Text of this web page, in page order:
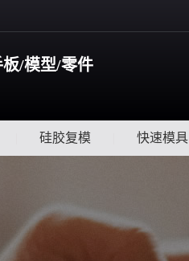
/模型/零件
硅胶复模 快速模具